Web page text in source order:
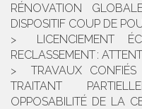
RÉNOVATION
DISPOSITIF COUP DE
LICENCIEMENT
RECLASSEMENT :
TRAVAUX
TRAITANT
OPPOSABILITÉ DE LA